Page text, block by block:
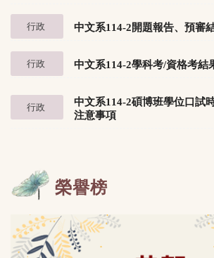
行政 中文系114-2開題報告、預審
行政 中文系114-2學科考/資格考結
行政
中文系114-2碩博班學位口試
注意事項
榮譽榜